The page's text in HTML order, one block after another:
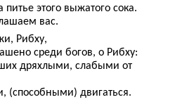
этого выжатого сока.
вас.
Рибху,
среди богов, о Рибху:
дряхлыми, слабыми от
двигаться.